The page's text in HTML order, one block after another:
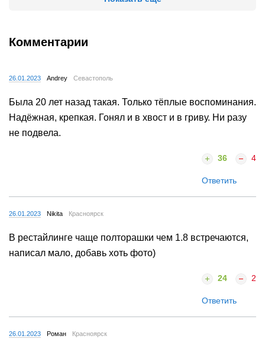
Комментарии
26.01.2023 Andrey Севастополь
Была 20 лет назад такая. Только тёплые воспоминания.
Надёжная, крепкая. Гонял и в хвост и в гриву. Ни разу
не подвела.
36 4
Ответить
26.01.2023 Nikita Красноярск
В рестайлинге чаще полторашки чем 1.8 встречаются,
написал мало, добавь хоть фото)
24 2
Ответить
26.01.2023 Роман Красноярск